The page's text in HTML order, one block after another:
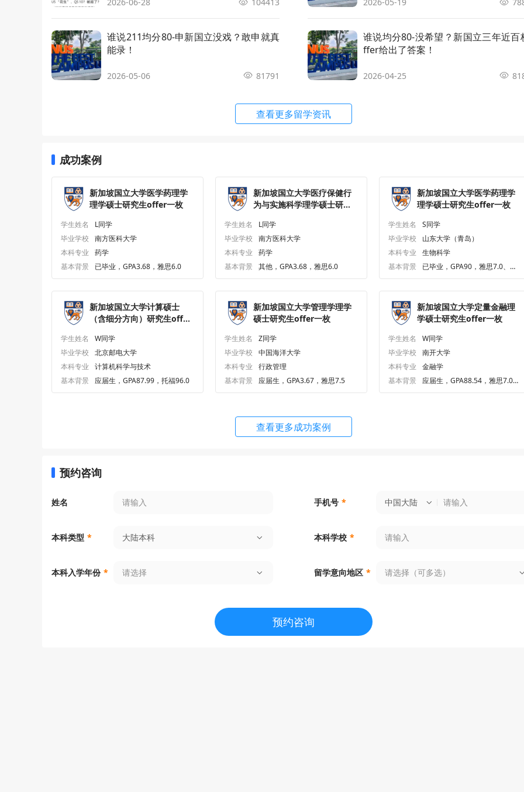
应用地理信息系统理学硕士 MSc Applied Geographic Information Systems 申请条件 顾问解析
数学理学硕士
软件工程科技硕士 Master of Technology in Software Engineering 顾问解析
MSc Chemical Engineering
技术与创新管理理学硕士
MSc Management of Technology and Innovati
on
申请条件 顾问解析
海事技术与管理理学硕士 MSc Maritime Technology and Management 申请条件 顾问解析
可持续与绿色金融理学硕士 MSc Sustainable and Green Finance 申请条件
公司与金融服务法法学硕士 LLM (Corporate & Financial Services Law) 申请条件 顾问解析
文学研究文学硕士 MA Literary Studies 申请条件 顾问解析
国际商法法学硕士 LLM (International Business Law) 申请条件
文化艺术创新创业管理文学硕士 MA Arts and Cultural Entrepreneurship 申请条件 顾问解析
生物技术理学硕士
技术物理学理学硕士 MSc Physics for Technology 申请条件
数码金融科技理学硕士 MSc Digital Financial Technology
人力资本管理与分析理学硕士
MSc Human Capital Management and Analytic
申请条件 顾问解析
MSc Project Management
MSc Real Estate
谁说211均分80-申新国立没戏？敢申就真
能录！
2026-05-06 81791
谁说均分80-没希望？新国立三年近百
ffer给出了答案！
2026-04-25
查看更多留学资讯
成功案例
新加坡国立大学医学药理学
理学硕士研究生offer一枚
学生姓名
L同学
毕业学校
南方医科大学
本科专业
药学
基本背景
已毕业，GPA3.68，雅思6.0
新加坡国立大学医疗保健行
为与实施科学理学硕士研究
学生姓名
L同学
毕业学校
南方医科大学
本科专业
药学
基本背景
其他，GPA3.68，雅思6.0
新加坡国立大学医学药理学
理学硕士研究生offer一枚
学生姓名
S同学
毕业学校
山东大学（青岛）
本科专业
生物科学
基本背景
已毕业，GPA90，雅思7.0、六
新加坡国立大学计算硕士
（含细分方向）研究生offer
学生姓名
W同学
毕业学校
北京邮电大学
本科专业
计算机科学与技术
基本背景
应届生，GPA87.99，托福96.0
新加坡国立大学管理学理学
硕士研究生offer一枚
学生姓名
Z同学
毕业学校
中国海洋大学
本科专业
行政管理
基本背景
应届生，GPA3.67，雅思7.5
新加坡国立大学定量金融理
学硕士研究生offer一枚
学生姓名
W同学
毕业学校
南开大学
本科专业
金融学
基本背景
应届生，GPA88.54，雅思7.0、
查看更多成功案例
预约咨询
姓名 手机号 * 中国大陆
本科类型 * 大陆本科 本科学校 *
本科入学年份 * 请选择 留学意向地区 * 请选择（可多选）
预约咨询